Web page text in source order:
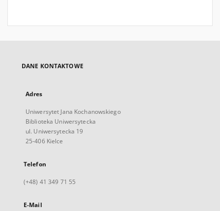
DANE KONTAKTOWE
Adres
Uniwersytet Jana Kochanowskiego
Biblioteka Uniwersytecka
ul. Uniwersytecka 19
25-406 Kielce
Telefon
(+48) 41 349 71 55
E-Mail